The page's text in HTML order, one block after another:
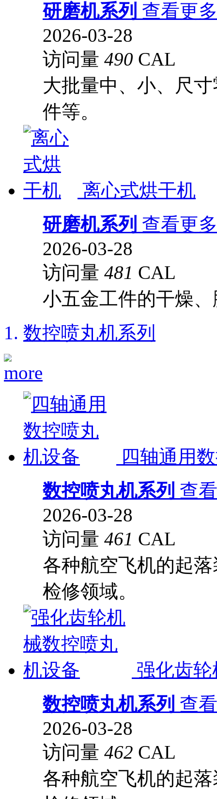
研磨机系列 查看更多
2026-03-28
访问量 490 CAL
大批量中、小、尺
件等。
离心式烘干机
研磨机系列 查看更多
2026-03-28
访问量 481 CAL
小五金工件的干燥
数控喷丸机系列
四轴通用
数控喷丸机系列 查
2026-03-28
访问量 461 CAL
各种航空飞机的起
检修领域。
强化齿
数控喷丸机系列 查
2026-03-28
访问量 462 CAL
各种航空飞机的起